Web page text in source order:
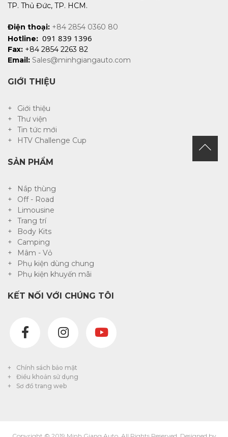
TP. Thủ Đức, TP. HCM.
Điện thoại: +84 2854 0360 80
Hotline: 091 839 1396
Fax: +84 2854 2263 82
Email: Sales@minhgiangauto.com
GIỚI THIỆU
Giới thiệu
Thư viện
Tin tức mới
HTV Challenge Cup
SẢN PHẨM
Nắp thùng
Off - Road
Limousine
Trang trí
Body Kits
Camping
Mâm - Vỏ
Phụ kiện dùng chung
Phụ kiện khuyến mãi
KẾT NỐI VỚI CHÚNG TÔI
Chính sách bảo mật
Điều khoản sử dụng
Sơ đồ trang web